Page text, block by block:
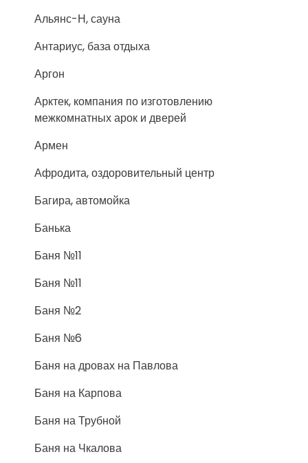
Альянс-Н, сауна
Антариус, база отдыха
Аргон
Арктек, компания по изготовлению
межкомнатных арок и дверей
Армен
Афродита, оздоровительный центр
Багира, автомойка
Банька
Баня №11
Баня №11
Баня №2
Баня №6
Баня на дровах на Павлова
Баня на Карпова
Баня на Трубной
Баня на Чкалова